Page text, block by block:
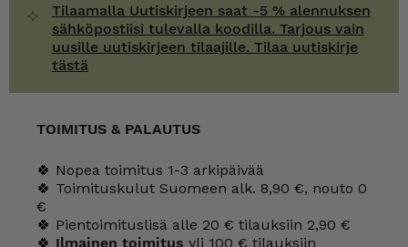
Tilaamalla Uutiskirjeen saat -5 % alennuksen
sähköpostiisi tulevalla koodilla. Tarjous vain
uusille uutiskirjeen tilaajille. Tilaa uutiskirje
tästä
TOIMITUS & PALAUTUS
🍀 Nopea toimitus 1-3 arkipäivää
🍀 Toimituskulut Suomeen alk. 8,90 €, nouto 0
€
🍀 Pientoimituslisä alle 20 € tilauksiin 2,90 €
🍀 Ilmainen toimitus yli 100 € tilauksiin